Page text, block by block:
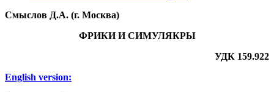
Смыслов Д.А. (г. Москва)
ФРИКИ И СИМУЛЯКРЫ
УДК 159.922
English version: